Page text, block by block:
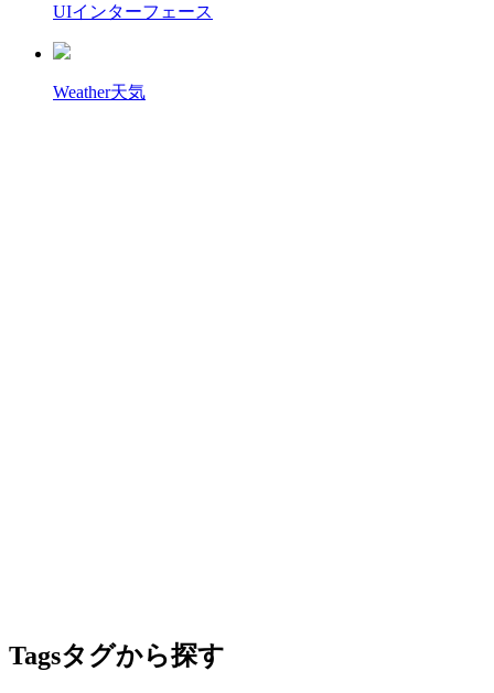
UIインターフェース
Weather天気
Tagsタグから探す